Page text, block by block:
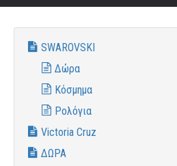
SWAROVSKI
Δώρα
Κόσμημα
Ρολόγια
Victoria Cruz
ΔΩΡΑ